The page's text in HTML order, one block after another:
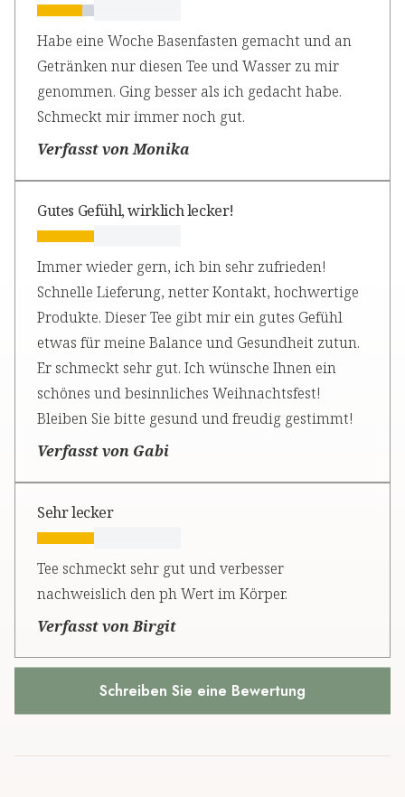
Habe eine Woche Basenfasten gemacht und an
Getränken nur diesen Tee und Wasser zu mir
genommen. Ging besser als ich gedacht habe.
Schmeckt mir immer noch gut.
Verfasst von Monika
Gutes Gefühl, wirklich lecker!
Immer wieder gern, ich bin sehr zufrieden!
Schnelle Lieferung, netter Kontakt, hochwertige
Produkte. Dieser Tee gibt mir ein gutes Gefühl
etwas für meine Balance und Gesundheit zutun.
Er schmeckt sehr gut. Ich wünsche Ihnen ein
schönes und besinnliches Weihnachtsfest!
Bleiben Sie bitte gesund und freudig gestimmt!
Verfasst von Gabi
Sehr lecker
Tee schmeckt sehr gut und verbesser
nachweislich den ph Wert im Körper.
Verfasst von Birgit
Schreiben Sie eine Bewertung